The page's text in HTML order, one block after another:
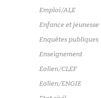
Emploi/ALE
Enfance et jeunesse
Enquêtes publiques
Enseignement
Eolien/CLEF
Eolien/ENGIE